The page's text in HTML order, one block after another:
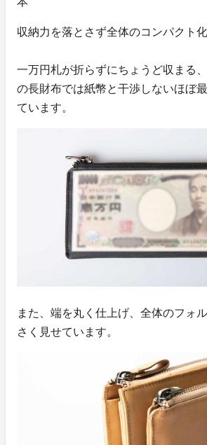
収納力を落とさず全体のコンパクト化
一万円札が折らずにちょうど収まる
の長財布では紙幣と干渉しないほぼ
ています。
また、端を丸く仕上げ、全体のフォ
さく見せています。